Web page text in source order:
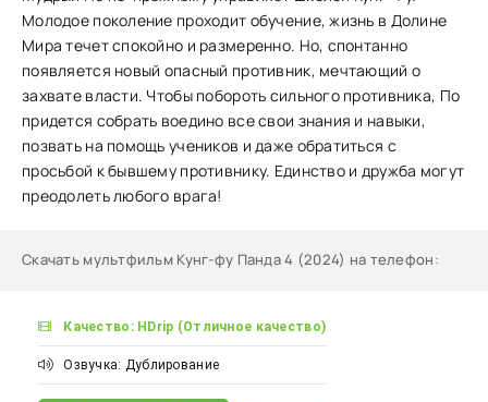
Молодое поколение проходит обучение, жизнь в Долине
Мира течет спокойно и размеренно. Но, спонтанно
появляется новый опасный противник, мечтающий о
захвате власти. Чтобы побороть сильного противника, По
придется собрать воедино все свои знания и навыки,
позвать на помощь учеников и даже обратиться с
просьбой к бывшему противнику. Единство и дружба могут
преодолеть любого врага!
Скачать мультфильм Кунг-фу Панда 4 (2024) на телефон:
Качество: HDrip (Отличное качество)
Озвучка: Дублирование